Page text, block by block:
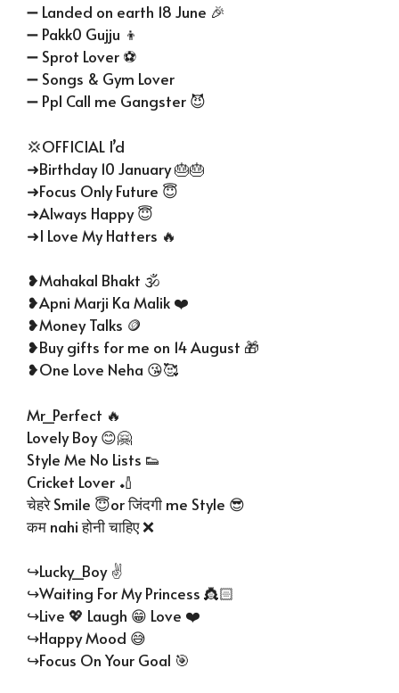
➖ Landed on earth 18 June 🎉
➖ Pakk0 Gujju 👦
➖ Sprot Lover ⚽
➖ Songs & Gym Lover
➖ Ppl Call me Gangster 😈
💢OFFICIAL I’d
➜Birthday 10 January 🎂🎂
➜Focus Only Future 😇
➜Always Happy 😇
➜I Love My Hatters 🔥
❥Mahakal Bhakt 🕉
❥Apni Marji Ka Malik ❤️
❥Money Talks 🪙
❥Buy gifts for me on 14 August 🎁
❥One Love Neha 😘🥰
Mr_Perfect 🔥
Lovely Boy 😊🤗
Style Me No Lists 👟
Cricket Lover 🏏
चेहरे Smile 😇or जिंदगी me Style 😎
कम nahi होनी चाहिए ❌
↪Lucky_Boy ✌️
↪Waiting For My Princess 👸🏻
↪Live 💖 Laugh 😁 Love ❤️
↪Happy Mood 😅
↪Focus On Your Goal 🎯